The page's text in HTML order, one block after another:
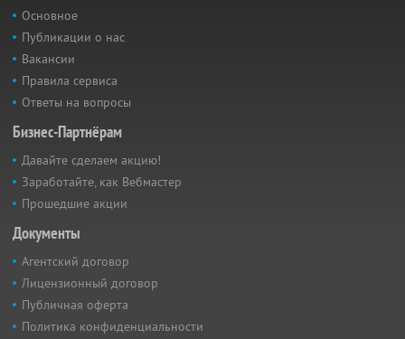
Основное
Публикации о нас
Вакансии
Правила сервиса
Ответы на вопросы
Бизнес-Партнёрам
Давайте сделаем акцию!
Заработайте, как Вебмастер
Прошедшие акции
Документы
Агентский договор
Лицензионный договор
Публичная оферта
Политика конфиденциальности